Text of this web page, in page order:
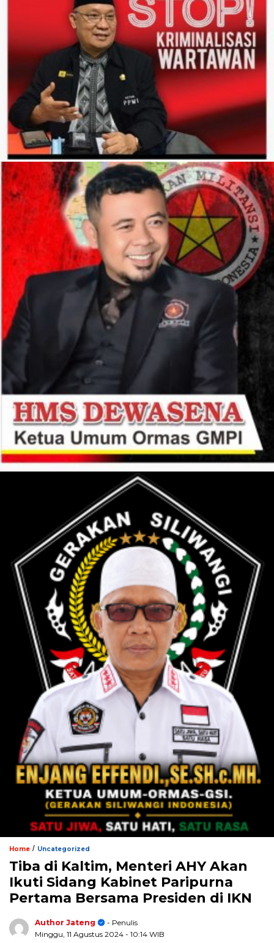
Home / Uncategorized
Tiba di Kaltim, Menteri AHY Akan
Ikuti Sidang Kabinet Paripurna
Pertama Bersama Presiden di IKN
Author Jateng
- Penulis
Minggu, 11 Agustus 2024 - 10:14 WIB